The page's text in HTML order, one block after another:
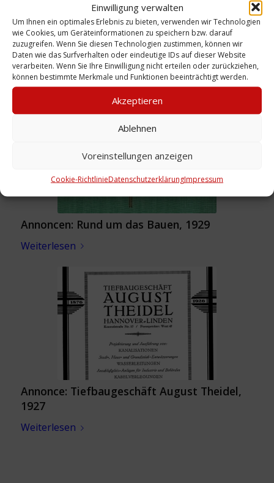
Einwilligung verwalten
Um Ihnen ein optimales Erlebnis zu bieten, verwenden wir Technologien
wie Cookies, um Geräteinformationen zu speichern bzw. darauf
zuzugreifen. Wenn Sie diesen Technologien zustimmen, können wir
Daten wie das Surfverhalten oder eindeutige IDs auf dieser Website
verarbeiten. Wenn Sie Ihre Einwilligung nicht erteilen oder zurückziehen,
können bestimmte Merkmale und Funktionen beeinträchtigt werden.
Akzeptieren
Ablehnen
Voreinstellungen anzeigen
Cookie-RichtlinieDatenschutzerklärungImpressum
Zurück zur Suche
Annoncen: Rund um das Bauen, 1929
Weiterlesen
Annonce: Tiefbaugeschäft August Theidel,
1927
Weiterlesen